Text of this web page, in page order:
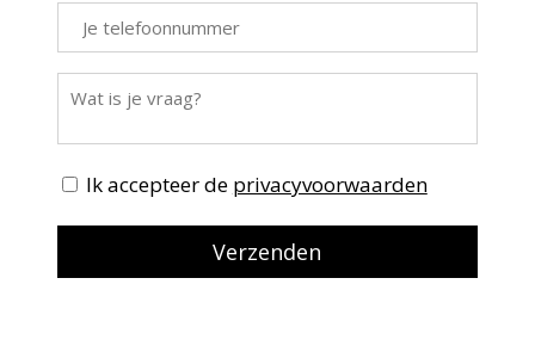
Ik accepteer de privacyvoorwaarden